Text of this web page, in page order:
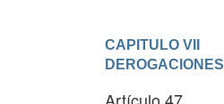
CAPITULO VII
DEROGACIONES